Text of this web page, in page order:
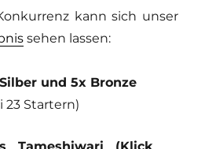
kann sich unser
sehen lassen:
und 5x Bronze
23 Startern)
Tameshiwari (Klick